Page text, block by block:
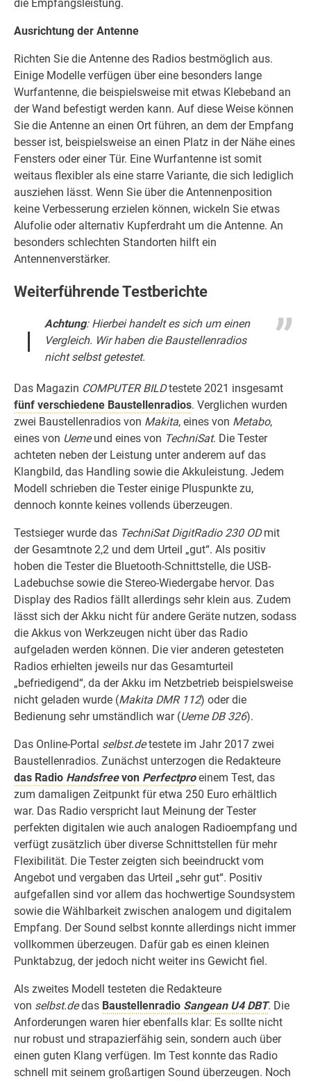
die Empfangsleistung.
Ausrichtung der Antenne
Richten Sie die Antenne des Radios bestmöglich aus.
Einige Modelle verfügen über eine besonders lange
Wurfantenne, die beispielsweise mit etwas Klebeband an
der Wand befestigt werden kann. Auf diese Weise können
Sie die Antenne an einen Ort führen, an dem der Empfang
besser ist, beispielsweise an einen Platz in der Nähe eines
Fensters oder einer Tür. Eine Wurfantenne ist somit
weitaus flexibler als eine starre Variante, die sich lediglich
ausziehen lässt. Wenn Sie über die Antennenposition
keine Verbesserung erzielen können, wickeln Sie etwas
Alufolie oder alternativ Kupferdraht um die Antenne. An
besonders schlechten Standorten hilft ein
Antennenverstärker.
Weiterführende Testberichte
Achtung: Hierbei handelt es sich um einen
Vergleich. Wir haben die Baustellenradios
nicht selbst getestet.
Das Magazin COMPUTER BILDtestete 2021 insgesamt
fünf verschiedene Baustellenradios. Verglichen wurden
zwei Baustellenradios von Makita, eines von Metabo,
eines von Uemeund eines von TechniSat. Die Tester
achteten neben der Leistung unter anderem auf das
Klangbild, das Handling sowie die Akkuleistung. Jedem
Modell schrieben die Tester einige Pluspunkte zu,
dennoch konnte keines vollends überzeugen.
Testsieger wurde das TechniSat DigitRadio 230 ODmit
der Gesamtnote 2,2 und dem Urteil „gut“. Als positiv
hoben die Tester die Bluetooth-Schnittstelle, die USB-
Ladebuchse sowie die Stereo-Wiedergabe hervor. Das
Display des Radios fällt allerdings sehr klein aus. Zudem
lässt sich der Akku nicht für andere Geräte nutzen, sodass
die Akkus von Werkzeugen nicht über das Radio
aufgeladen werden können. Die vier anderen getesteten
Radios erhielten jeweils nur das Gesamturteil
„befriedigend“, da der Akku im Netzbetrieb beispielsweise
nicht geladen wurde (Makita DMR 112) oder die
Bedienung sehr umständlich war (Ueme DB 326).
Das Online-Portal selbst.detestete im Jahr 2017 zwei
Baustellenradios. Zunächst unterzogen die Redakteure
das Radio Handsfreevon Perfectproeinem Test, das
zum damaligen Zeitpunkt für etwa 250 Euro erhältlich
war. Das Radio verspricht laut Meinung der Tester
perfekten digitalen wie auch analogen Radioempfang und
verfügt zusätzlich über diverse Schnittstellen für mehr
Flexibilität. Die Tester zeigten sich beeindruckt vom
Angebot und vergaben das Urteil „sehr gut“. Positiv
aufgefallen sind vor allem das hochwertige Soundsystem
sowie die Wählbarkeit zwischen analogem und digitalem
Empfang. Der Sound selbst konnte allerdings nicht immer
vollkommen überzeugen. Dafür gab es einen kleinen
Punktabzug, der jedoch nicht weiter ins Gewicht fiel.
Als zweites Modell testeten die Redakteure
von selbst.dedas Baustellenradio Sangean U4 DBT. Die
Anforderungen waren hier ebenfalls klar: Es sollte nicht
nur robust und strapazierfähig sein, sondern auch über
einen guten Klang verfügen. Im Test konnte das Radio
schnell mit seinem großartigen Sound überzeugen. Noch